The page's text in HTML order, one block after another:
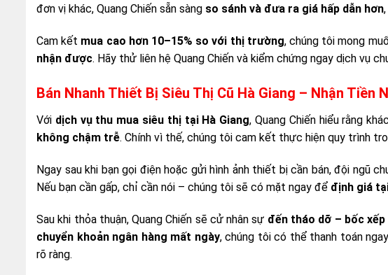
đơn vị khác, Quang Chiến sẵn sàng so sánh và đưa ra giá hấp dẫn hơn
Cam kết mua cao hơn 10–15% so với thị trường, chúng tôi mong
nhận được. Hãy thử liên hệ Quang Chiến và kiểm chứng ngay dịch vụ
Bán Nhanh Thiết Bị Siêu Thị Cũ Hà Giang – Nhận Tiền
Với dịch vụ thu mua siêu thị tại Hà Giang, Quang Chiến hiểu rằng
không chậm trễ. Chính vì thế, chúng tôi cam kết thực hiện quy trình
Ngay sau khi bạn gọi điện hoặc gửi hình ảnh thiết bị cần bán, đội ngũ
Nếu bạn cần gấp, chỉ cần nói – chúng tôi sẽ có mặt ngay để định giá
Sau khi thỏa thuận, Quang Chiến sẽ cử nhân sự đến tháo dỡ – bốc
chuyển khoản ngân hàng mất ngày, chúng tôi có thể thanh toán
rõ ràng.